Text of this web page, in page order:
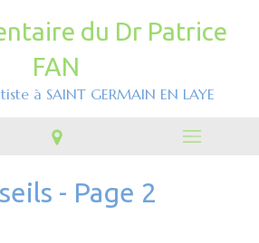
du Dr Patrice
FAN
à SAINT GERMAIN EN LAYE
- Page 2